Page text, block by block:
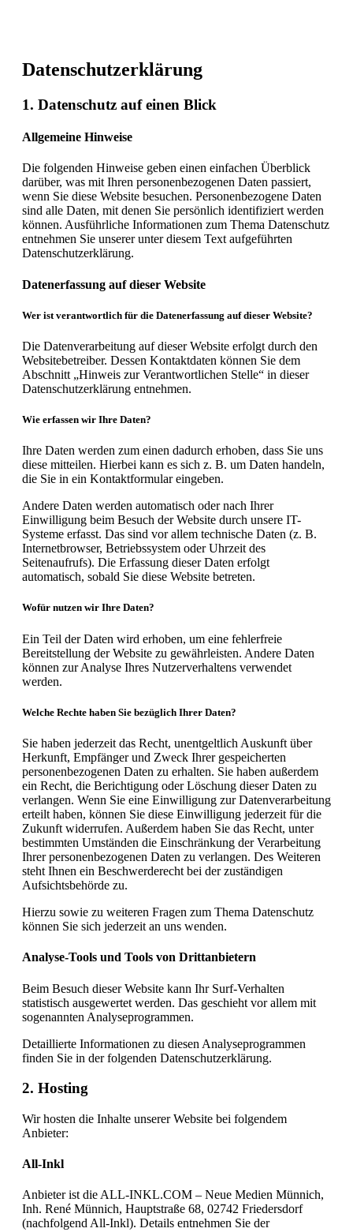
Datenschutz­erklärung
1. Datenschutz auf einen Blick
Allgemeine Hinweise
Die folgenden Hinweise geben einen einfachen Überblick
darüber, was mit Ihren personenbezogenen Daten passiert,
wenn Sie diese Website besuchen. Personenbezogene Daten
sind alle Daten, mit denen Sie persönlich identifiziert werden
können. Ausführliche Informationen zum Thema Datenschutz
entnehmen Sie unserer unter diesem Text aufgeführten
Datenschutzerklärung.
Datenerfassung auf dieser Website
Wer ist verantwortlich für die Datenerfassung auf dieser Website?
Die Datenverarbeitung auf dieser Website erfolgt durch den
Websitebetreiber. Dessen Kontaktdaten können Sie dem
Abschnitt „Hinweis zur Verantwortlichen Stelle“ in dieser
Datenschutzerklärung entnehmen.
Wie erfassen wir Ihre Daten?
Ihre Daten werden zum einen dadurch erhoben, dass Sie uns
diese mitteilen. Hierbei kann es sich z. B. um Daten handeln,
die Sie in ein Kontaktformular eingeben.
Andere Daten werden automatisch oder nach Ihrer
Einwilligung beim Besuch der Website durch unsere IT-
Systeme erfasst. Das sind vor allem technische Daten (z. B.
Internetbrowser, Betriebssystem oder Uhrzeit des
Seitenaufrufs). Die Erfassung dieser Daten erfolgt
automatisch, sobald Sie diese Website betreten.
Wofür nutzen wir Ihre Daten?
Ein Teil der Daten wird erhoben, um eine fehlerfreie
Bereitstellung der Website zu gewährleisten. Andere Daten
können zur Analyse Ihres Nutzerverhaltens verwendet
werden.
Welche Rechte haben Sie bezüglich Ihrer Daten?
Sie haben jederzeit das Recht, unentgeltlich Auskunft über
Herkunft, Empfänger und Zweck Ihrer gespeicherten
personenbezogenen Daten zu erhalten. Sie haben außerdem
ein Recht, die Berichtigung oder Löschung dieser Daten zu
verlangen. Wenn Sie eine Einwilligung zur Datenverarbeitung
erteilt haben, können Sie diese Einwilligung jederzeit für die
Zukunft widerrufen. Außerdem haben Sie das Recht, unter
bestimmten Umständen die Einschränkung der Verarbeitung
Ihrer personenbezogenen Daten zu verlangen. Des Weiteren
steht Ihnen ein Beschwerderecht bei der zuständigen
Aufsichtsbehörde zu.
Hierzu sowie zu weiteren Fragen zum Thema Datenschutz
können Sie sich jederzeit an uns wenden.
Analyse-Tools und Tools von Dritt­anbietern
Beim Besuch dieser Website kann Ihr Surf-Verhalten
statistisch ausgewertet werden. Das geschieht vor allem mit
sogenannten Analyseprogrammen.
Detaillierte Informationen zu diesen Analyseprogrammen
finden Sie in der folgenden Datenschutzerklärung.
2. Hosting
Wir hosten die Inhalte unserer Website bei folgendem
Anbieter:
All-Inkl
Anbieter ist die ALL-INKL.COM – Neue Medien Münnich,
Inh. René Münnich, Hauptstraße 68, 02742 Friedersdorf
(nachfolgend All-Inkl). Details entnehmen Sie der